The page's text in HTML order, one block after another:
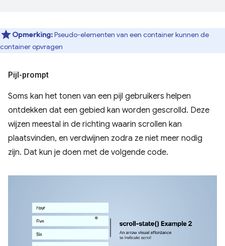
Opmerking:Pseudo-elementen van een container kunnen de
container opvragen
Pijl-prompt
Soms kan het tonen van een pijl gebruikers helpen
ontdekken dat een gebied kan worden gescrolld. Deze
wijzen meestal in de richting waarin scrollen kan
plaatsvinden, en verdwijnen zodra ze niet meer nodig
zijn. Dat kun je doen met de volgende code.